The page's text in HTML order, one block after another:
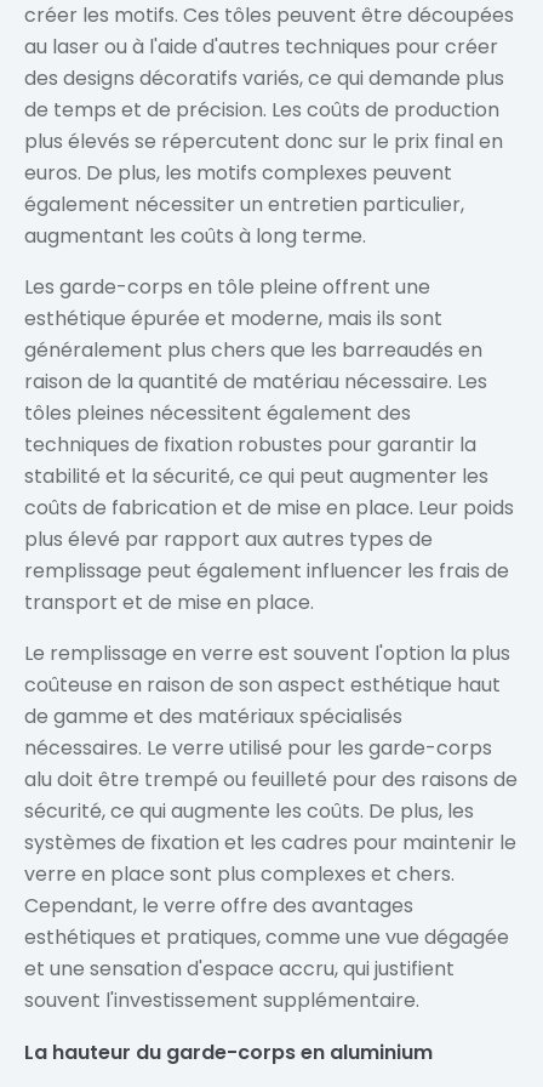
créer les motifs. Ces tôles peuvent être découpées
au laser ou à l'aide d'autres techniques pour créer
des designs décoratifs variés, ce qui demande plus
de temps et de précision. Les coûts de production
plus élevés se répercutent donc sur le prix final en
euros. De plus, les motifs complexes peuvent
également nécessiter un entretien particulier,
augmentant les coûts à long terme.
Les garde-corps en tôle pleine offrent une
esthétique épurée et moderne, mais ils sont
généralement plus chers que les barreaudés en
raison de la quantité de matériau nécessaire. Les
tôles pleines nécessitent également des
techniques de fixation robustes pour garantir la
stabilité et la sécurité, ce qui peut augmenter les
coûts de fabrication et de mise en place. Leur poids
plus élevé par rapport aux autres types de
remplissage peut également influencer les frais de
transport et de mise en place.
Le remplissage en verre est souvent l'option la plus
coûteuse en raison de son aspect esthétique haut
de gamme et des matériaux spécialisés
nécessaires. Le verre utilisé pour les garde-corps
alu doit être trempé ou feuilleté pour des raisons de
sécurité, ce qui augmente les coûts. De plus, les
systèmes de fixation et les cadres pour maintenir le
verre en place sont plus complexes et chers.
Cependant, le verre offre des avantages
esthétiques et pratiques, comme une vue dégagée
et une sensation d'espace accru, qui justifient
souvent l'investissement supplémentaire.
La hauteur du garde-corps en aluminium